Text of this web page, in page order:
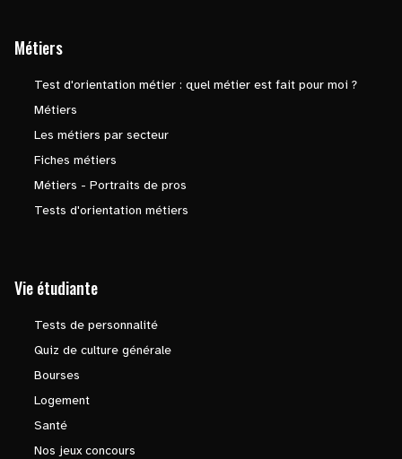
Métiers
Test d'orientation métier : quel métier est fait pour moi ?
Métiers
Les métiers par secteur
Fiches métiers
Métiers - Portraits de pros
Tests d'orientation métiers
Vie étudiante
Tests de personnalité
Quiz de culture générale
Bourses
Logement
Santé
Nos jeux concours